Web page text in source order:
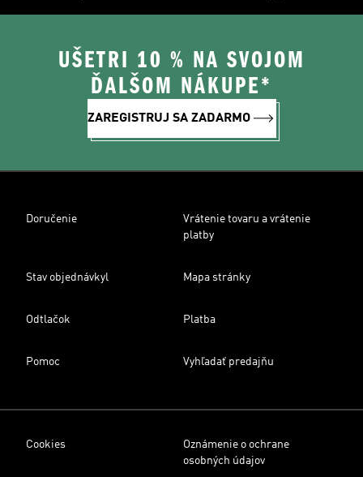
UŠETRI 10 % NA SVOJOM
ĎALŠOM NÁKUPE*
ZAREGISTRUJ SA ZADARMO
Doručenie
Vrátenie tovaru a vrátenie
platby
Stav objednávkyl Mapa stránky
Odtlačok Platba
Pomoc Vyhľadať predajňu
Cookies
Oznámenie o ochrane
osobných údajov